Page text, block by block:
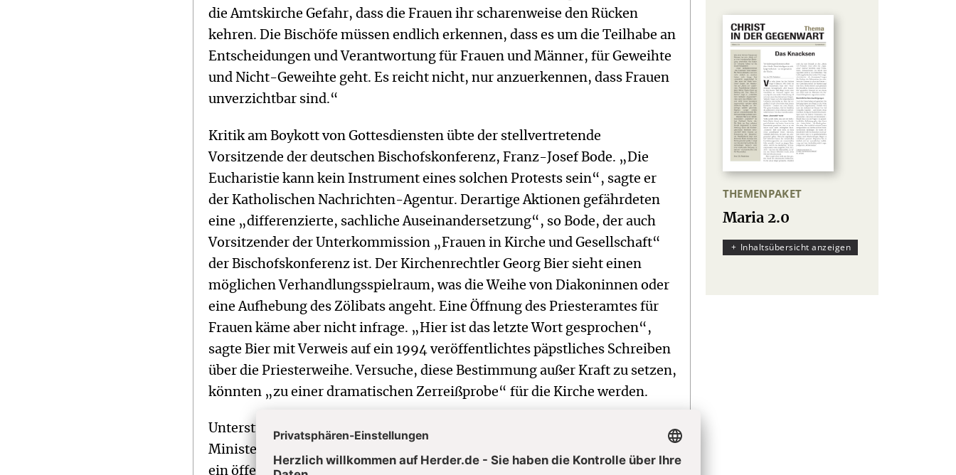
die Amtskirche Gefahr, dass die Frauen ihr scharenweise den Rücken
kehren. Die Bischöfe müssen endlich erkennen, dass es um die Teilhabe an
Entscheidungen und Verantwortung für Frauen und Männer, für Geweihte
und Nicht-Geweihte geht. Es reicht nicht, nur anzuerkennen, dass Frauen
unverzichtbar sind.“
Kritik am Boykott von Gottesdiensten übte der stellvertretende
Vorsitzende der deutschen Bischofskonferenz, Franz-Josef Bode. „Die
Eucharistie kann kein Instrument eines solchen Protests sein“, sagte er
der Katholischen Nachrichten-Agentur. Derartige Aktionen gefährdeten
eine „differenzierte, sachliche Auseinandersetzung“, so Bode, der auch
Vorsitzender der Unterkommission „Frauen in Kirche und Gesellschaft“
der Bischofskonferenz ist. Der Kirchenrechtler Georg Bier sieht einen
möglichen Verhandlungsspielraum, was die Weihe von Diakoninnen oder
eine Aufhebung des Zölibats angeht. Eine Öffnung des Priesteramtes für
Frauen käme aber nicht infrage. „Hier ist das letzte Wort gesprochen“,
sagte Bier mit Verweis auf ein 1994 veröffentlichtes päpstliches Schreiben
über die Priesterweihe. Versuche, diese Bestimmung außer Kraft zu setzen,
könnten „zu einer dramatischen Zerreißprobe“ für die Kirche werden.
Unterstützung für „Maria 2.0“ bekundete die rheinland-pfälzische
Ministerpräsidentin Marie Luise Dreyer. „Diese Aktion ist aus meiner Sicht
ein öffentlicher Aufschrei: So kann es nicht weitergehen!“, sagte sie dem
THEMENPAKET
:
Maria 2.0
Inhaltsübersicht anzeigen